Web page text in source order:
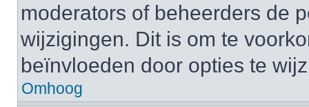
moderators of beheerders de
wijzigingen. Dit is om te
beïnvloeden door opties te
Omhoog